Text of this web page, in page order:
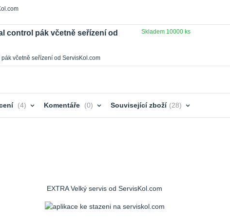
control pák včetně seřízení od
včetně seřízení od ServisKol.com
Skladem 10000 ks
4 Komentáře 0 Související zboží 28
EXTRA Velký servis od ServisKol.com